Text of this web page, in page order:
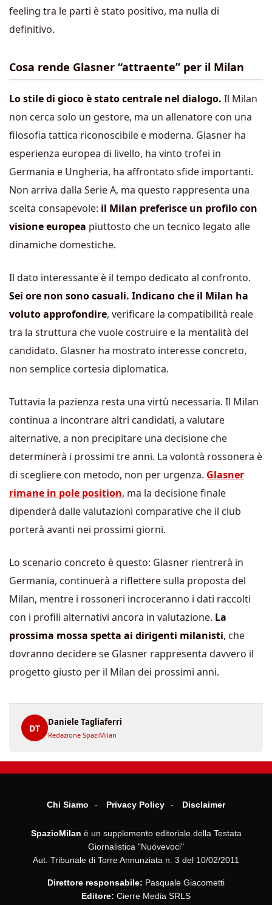
feeling tra le parti è stato positivo, ma nulla di
definitivo.
Cosa rende Glasner “attraente” per il Milan
Lo stile di gioco è stato centrale nel dialogo. Il Milan
non cerca solo un gestore, ma un allenatore con una
filosofia tattica riconoscibile e moderna. Glasner ha
esperienza europea di livello, ha vinto trofei in
Germania e Ungheria, ha affrontato sfide importanti.
Non arriva dalla Serie A, ma questo rappresenta una
scelta consapevole: il Milan preferisce un profilo con
visione europea piuttosto che un tecnico legato alle
dinamiche domestiche.
Il dato interessante è il tempo dedicato al confronto.
Sei ore non sono casuali. Indicano che il Milan ha
voluto approfondire, verificare la compatibilità reale
tra la struttura che vuole costruire e la mentalità del
candidato. Glasner ha mostrato interesse concreto,
non semplice cortesia diplomatica.
Tuttavia la pazienza resta una virtù necessaria. Il Milan
continua a incontrare altri candidati, a valutare
alternative, a non precipitare una decisione che
determinerà i prossimi tre anni. La volontà rossonera è
di scegliere con metodo, non per urgenza. Glasner
rimane in pole position, ma la decisione finale
dipenderà dalle valutazioni comparative che il club
porterà avanti nei prossimi giorni.
Lo scenario concreto è questo: Glasner rientrerà in
Germania, continuerà a riflettere sulla proposta del
Milan, mentre i rossoneri incroceranno i dati raccolti
con i profili alternativi ancora in valutazione. La
prossima mossa spetta ai dirigenti milanisti, che
dovranno decidere se Glasner rappresenta davvero il
progetto giusto per il Milan dei prossimi anni.
DT
Daniele Tagliaferri
Redazione SpaziMilan
Chi Siamo Privacy Policy Disclaimer
SpazioMilan è un supplemento editoriale della Testata
Giornalistica "Nuovevoci"
Aut. Tribunale di Torre Annunziata n. 3 del 10/02/2011
Direttore responsabile: Pasquale Giacometti
Editore: Cierre Media SRLS